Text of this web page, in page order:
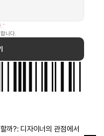
BAG
*
니다.
까?: 디자이너의 관점에서